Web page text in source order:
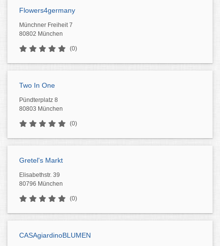
Flowers4germany
Münchner Freiheit 7
80802 München
(0)
Two In One
Pündterplatz 8
80803 München
(0)
Gretel's Markt
Elisabethstr. 39
80796 München
(0)
CASAgiardinoBLUMEN